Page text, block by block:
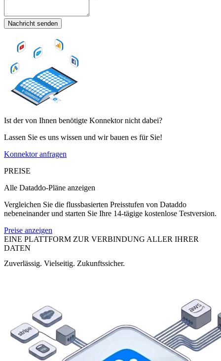
Nachricht senden
Ist der von Ihnen benötigte Konnektor nicht dabei?
Lassen Sie es uns wissen und wir bauen es für Sie!
Konnektor anfragen
PREISE
Alle Dataddo-Pläne anzeigen
Vergleichen Sie die flussbasierten Preisstufen von Dataddo
nebeneinander und starten Sie Ihre 14-tägige kostenlose Testversion.
Preise anzeigen
EINE PLATTFORM ZUR VERBINDUNG ALLER IHRER
DATEN
Zuverlässig. Vielseitig. Zukunftssicher.